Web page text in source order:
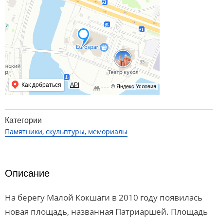
© Яндекс Условия
Как добраться API
Категории
Памятники, скульптуры, мемориалы
Описание
На берегу Малой Кокшаги в 2010 году появилась
новая площадь, названная Патриаршей. Площадь